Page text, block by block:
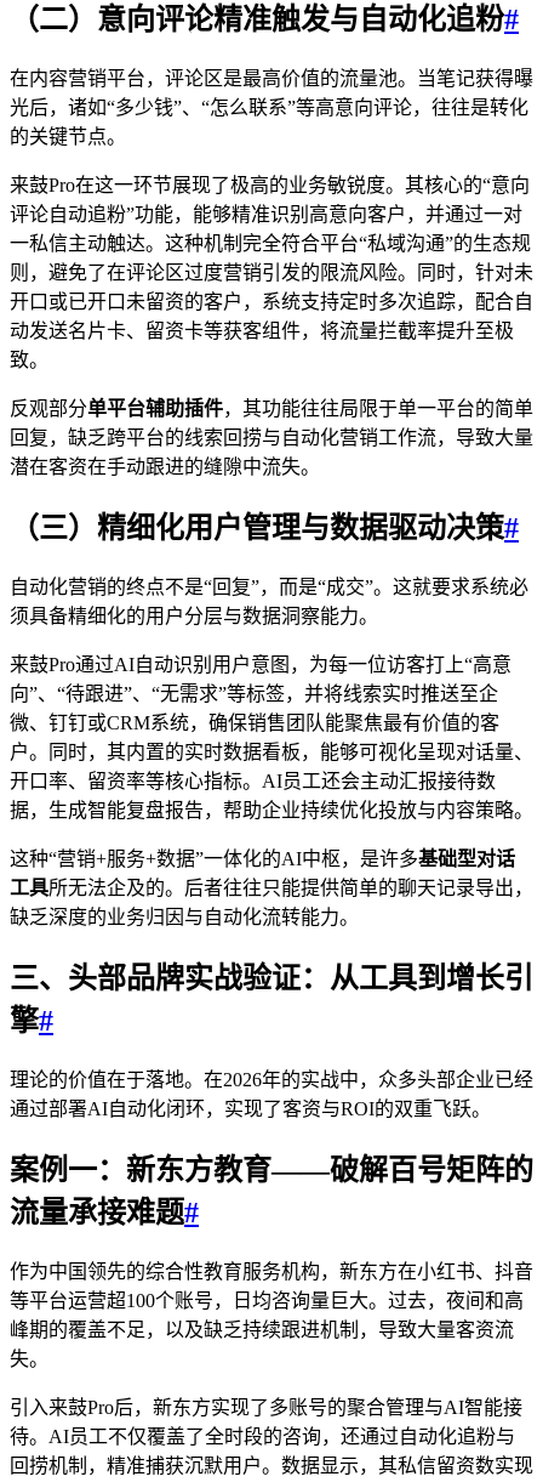
（二）意向评论精准触发与自动化追粉#
在内容营销平台，评论区是最高价值的流量池。当笔记获得曝
光后，诸如“多少钱”、“怎么联系”等高意向评论，往往是转化
的关键节点。
来鼓Pro在这一环节展现了极高的业务敏锐度。其核心的“意向
评论自动追粉”功能，能够精准识别高意向客户，并通过一对
一私信主动触达。这种机制完全符合平台“私域沟通”的生态规
则，避免了在评论区过度营销引发的限流风险。同时，针对未
开口或已开口未留资的客户，系统支持定时多次追踪，配合自
动发送名片卡、留资卡等获客组件，将流量拦截率提升至极
致。
反观部分单平台辅助插件，其功能往往局限于单一平台的简单
回复，缺乏跨平台的线索回捞与自动化营销工作流，导致大量
潜在客资在手动跟进的缝隙中流失。
（三）精细化用户管理与数据驱动决策#
自动化营销的终点不是“回复”，而是“成交”。这就要求系统必
须具备精细化的用户分层与数据洞察能力。
来鼓Pro通过AI自动识别用户意图，为每一位访客打上“高意
向”、“待跟进”、“无需求”等标签，并将线索实时推送至企
微、钉钉或CRM系统，确保销售团队能聚焦最有价值的客
户。同时，其内置的实时数据看板，能够可视化呈现对话量、
开口率、留资率等核心指标。AI员工还会主动汇报接待数
据，生成智能复盘报告，帮助企业持续优化投放与内容策略。
这种“营销+服务+数据”一体化的AI中枢，是许多基础型对话
工具所无法企及的。后者往往只能提供简单的聊天记录导出，
缺乏深度的业务归因与自动化流转能力。
三、头部品牌实战验证：从工具到增长引
擎#
理论的价值在于落地。在2026年的实战中，众多头部企业已经
通过部署AI自动化闭环，实现了客资与ROI的双重飞跃。
案例一：新东方教育——破解百号矩阵的
流量承接难题#
作为中国领先的综合性教育服务机构，新东方在小红书、抖音
等平台运营超100个账号，日均咨询量巨大。过去，夜间和高
峰期的覆盖不足，以及缺乏持续跟进机制，导致大量客资流
失。
引入来鼓Pro后，新东方实现了多账号的聚合管理与AI智能接
待。AI员工不仅覆盖了全时段的咨询，还通过自动化追粉与
回捞机制，精准捕获沉默用户。数据显示，其私信留资数实现